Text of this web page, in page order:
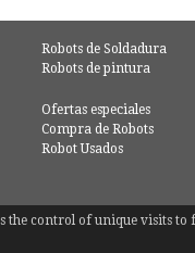
Robots de Soldadura
Robots de pintura
Ofertas especiales
Compra de Robots
Robot Usados
the control of unique